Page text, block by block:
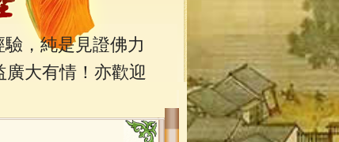
，純是見證佛力
大有情！亦歡迎